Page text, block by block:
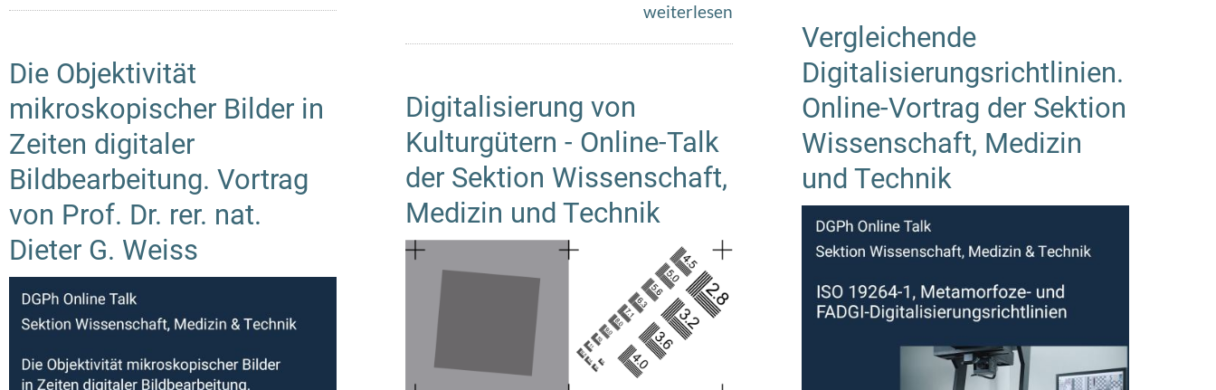
weiterlesen
Vergleichende
Digitalisierungsrichtlinien.
Online-Vortrag der Sektion
Wissenschaft, Medizin
und Technik
Die Objektivität
mikroskopischer Bilder in
Zeiten digitaler
Bildbearbeitung. Vortrag
von Prof. Dr. rer. nat.
Dieter G. Weiss
Digitalisierung von
Kulturgütern - Online-Talk
der Sektion Wissenschaft,
Medizin und Technik